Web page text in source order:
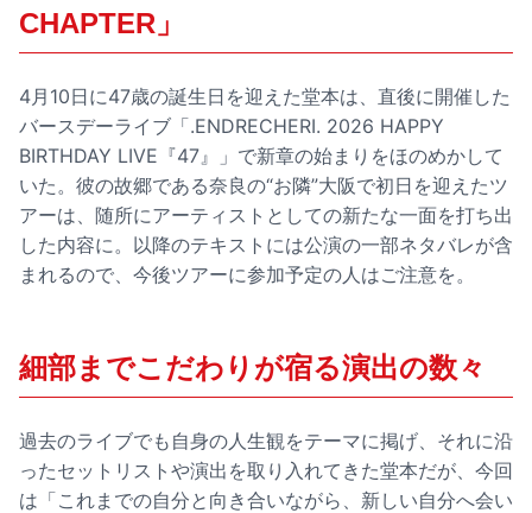
CHAPTER」
4月10日に47歳の誕生日を迎えた堂本は、直後に開催した
バースデーライブ「.ENDRECHERI. 2026 HAPPY
BIRTHDAY LIVE『47』」で新章の始まりをほのめかして
いた。彼の故郷である奈良の“お隣”大阪で初日を迎えたツ
アーは、随所にアーティストとしての新たな一面を打ち出
した内容に。以降のテキストには公演の一部ネタバレが含
まれるので、今後ツアーに参加予定の人はご注意を。
細部までこだわりが宿る演出の数々
過去のライブでも自身の人生観をテーマに掲げ、それに沿
ったセットリストや演出を取り入れてきた堂本だが、今回
は「これまでの自分と向き合いながら、新しい自分へ会い